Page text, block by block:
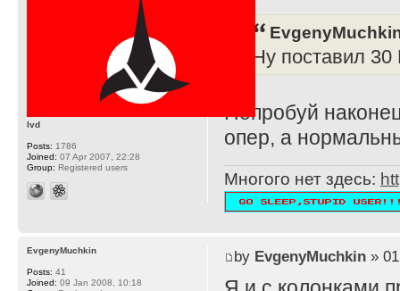
Ну поставил
Попробуй
опер, а
Многого нет здесь:
lvd
Posts: 1786
Joined: 07 Apr 2007, 22:28
Group: Registered users
by EvgenyMuchkin» 01
EvgenyMuchkin
Posts: 41
Joined: 09 Jan 2008, 10:18